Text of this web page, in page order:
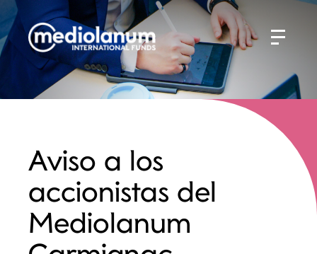
Aviso a los
accionistas del
Mediolanum